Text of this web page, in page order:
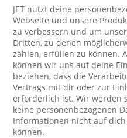
JET nutzt deine
Webseite und unsere
zu verbessern und um
Dritten, zu denen
zählen, erfüllen zu können.
können wir uns auf deine
beziehen, dass die
Vertrags mit dir oder zur
erforderlich ist. Wir werden
keine personenbezogenen
Informationen nicht auf
können.